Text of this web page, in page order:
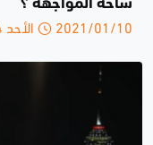
ساحة المواجهة ؟
2021/01/10 الأحد 10:54 ص